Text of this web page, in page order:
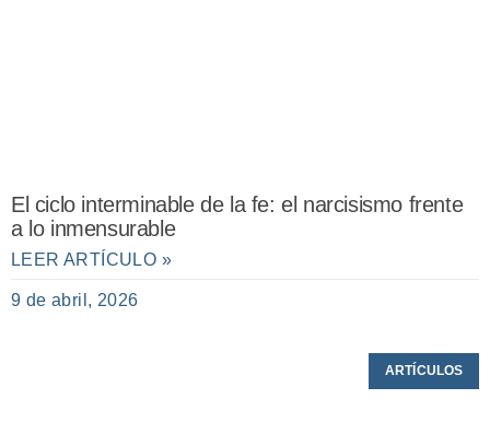
El ciclo interminable de la fe: el narcisismo frente
a lo inmensurable
LEER ARTÍCULO »
9 de abril, 2026
ARTÍCULOS